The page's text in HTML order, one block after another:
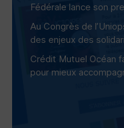
Fédérale lance son
Au Congrès de
des enjeux des
Crédit Mutuel Océan
pour mieux